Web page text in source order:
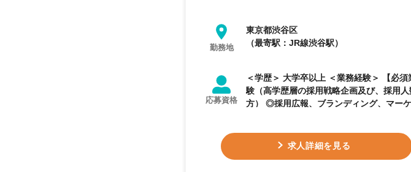
勤務地
東京都渋谷区
（最寄駅：JR線渋谷駅）
応募資格
＜学歴＞ 大学卒以上 ＜業務経験＞ 【必須業務経験】 下記いずれかの３年以上のご経験 ◎新卒採用経
験（高学歴層の採用戦略企画及び、採用
方） ◎採用広報、ブランディング、マーケティング経験 【歓迎業務経験】
求人詳細を見る